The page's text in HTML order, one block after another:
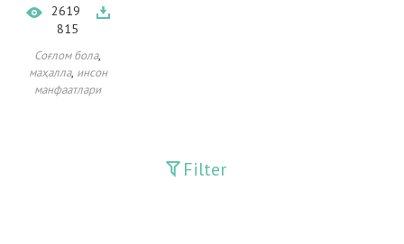
2619
815
Соғлом бола,
маҳалла, инсон
манфаатлари
Filter